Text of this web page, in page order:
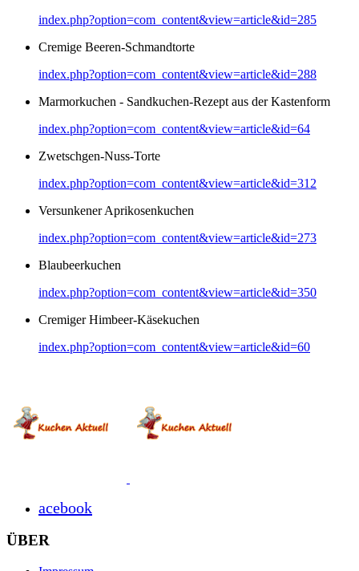
index.php?option=com_content&view=article&id=285
Cremige Beeren-Schmandtorte
index.php?option=com_content&view=article&id=288
Marmorkuchen - Sandkuchen-Rezept aus der Kastenform
index.php?option=com_content&view=article&id=64
Zwetschgen-Nuss-Torte
index.php?option=com_content&view=article&id=312
Versunkener Aprikosenkuchen
index.php?option=com_content&view=article&id=273
Blaubeerkuchen
index.php?option=com_content&view=article&id=350
Cremiger Himbeer-Käsekuchen
index.php?option=com_content&view=article&id=60
acebook
ÜBER